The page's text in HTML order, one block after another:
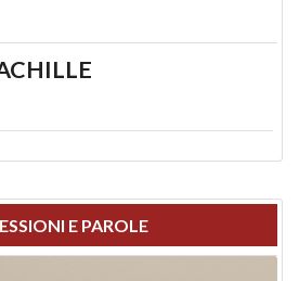
E PAROLE